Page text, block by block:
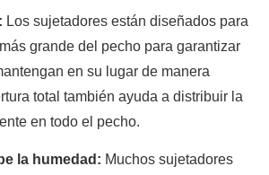
Los sujetadores están diseñados para
grande del pecho para garantizar
en su lugar de manera
total también ayuda a distribuir la
en todo el pecho.
la humedad: Muchos sujetadores